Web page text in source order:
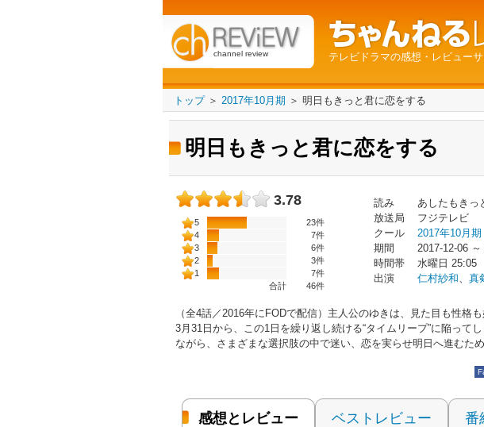
channel review テレビドラマの感想・レビューサ
トップ＞ 2017年10月期 ＞ 明日もきっと君に恋をする
明日もきっと君に恋をする
3.78
5
23件
4
7件
3
6件
2
3件
1
7件
合計
46件
読み
あしたもきっ
放送局
フジテレビ
クール
2017年10月期
期間
2017-12-06
時間帯
水曜日 25:05
出演
仁村紗和、 真
（全4話／2016年にFODで配信）主人公のゆきは、見た目も性格
3月31日から、この1日を繰り返し続ける“タイムリープ”に陥って
ながら、さまざまな選択肢の中で迷い、恋を実らせ明日へ進むた
感想とレビュー ベストレビュー 番